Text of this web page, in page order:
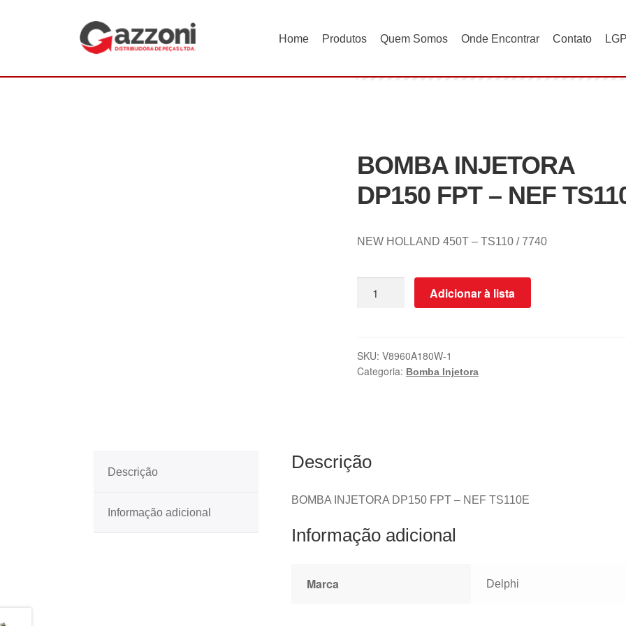
Home Produtos Quem Somos Onde Encontrar Contato
BOMBA INJETORA
DP150 FPT – NEF
NEW HOLLAND 450T – TS110 / 7740
Adicionar à lista
SKU: V8960A180W-1
Categoria: Bomba Injetora
Descrição
Informação adicional
Descrição
BOMBA INJETORA DP150 FPT – NEF TS110E
Informação adicional
Marca Delphi